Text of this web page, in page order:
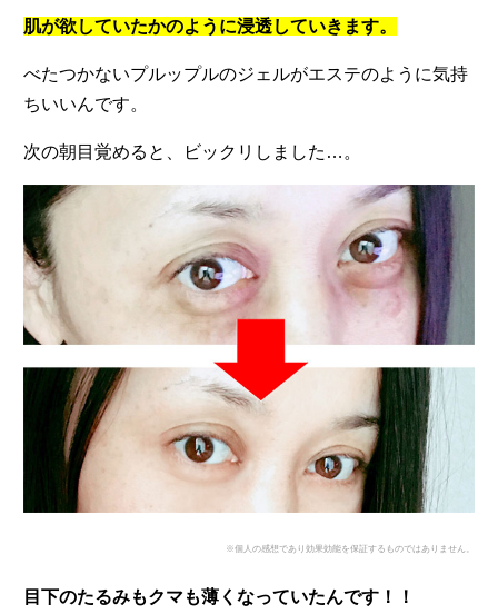
肌が欲していたかのように浸透していきます。
べたつかないプルップルのジェルがエステのように気持
ちいいんです。
次の朝目覚めると、ビックリしました…。
※個人の感想であり効果効能を保証するものではありません。
目下のたるみもクマも薄くなっていたんです！！